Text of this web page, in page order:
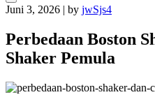
Juni 3, 2026 | by jwSjs4
Perbedaan Boston
Shaker Pemula